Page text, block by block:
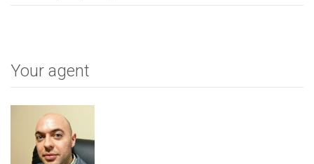
Your agent